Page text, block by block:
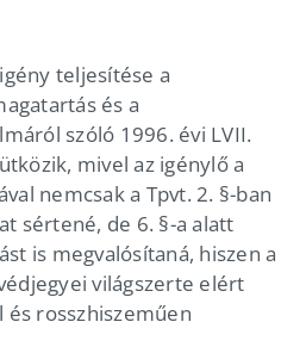
teljesítése a
és a
szóló 1996. évi LVII.
mivel az igénylő a
nemcsak a Tpvt. 2. §-ban
sértené, de 6. §-a alatt
is megvalósítaná, hiszen a
világszerte elért
rosszhiszeműen